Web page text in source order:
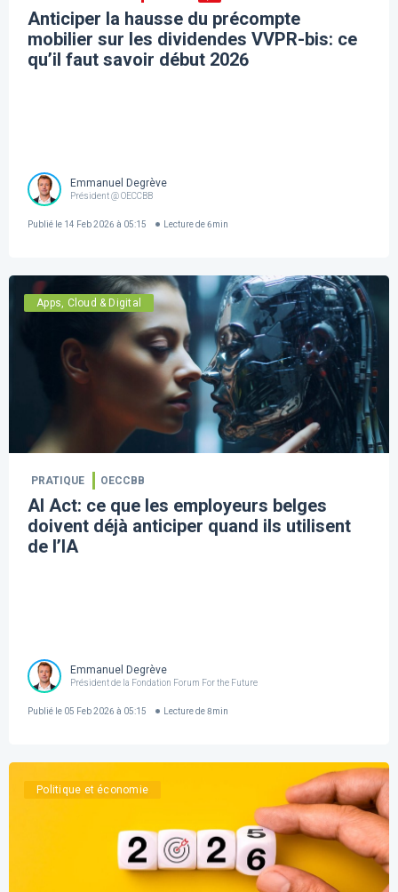
Anticiper la hausse du précompte
mobilier sur les dividendes VVPR-bis: ce
qu’il faut savoir début 2026
Emmanuel Degrève
Président @ OECCBB
Publié le 14 Feb 2026 à 05:15 Lecture de 6min
Apps, Cloud & Digital
PRATIQUE OECCBB
AI Act: ce que les employeurs belges
doivent déjà anticiper quand ils utilisent
de l’IA
Emmanuel Degrève
Président de la Fondation Forum For the Future
Publié le 05 Feb 2026 à 05:15 Lecture de 8min
Politique et économie